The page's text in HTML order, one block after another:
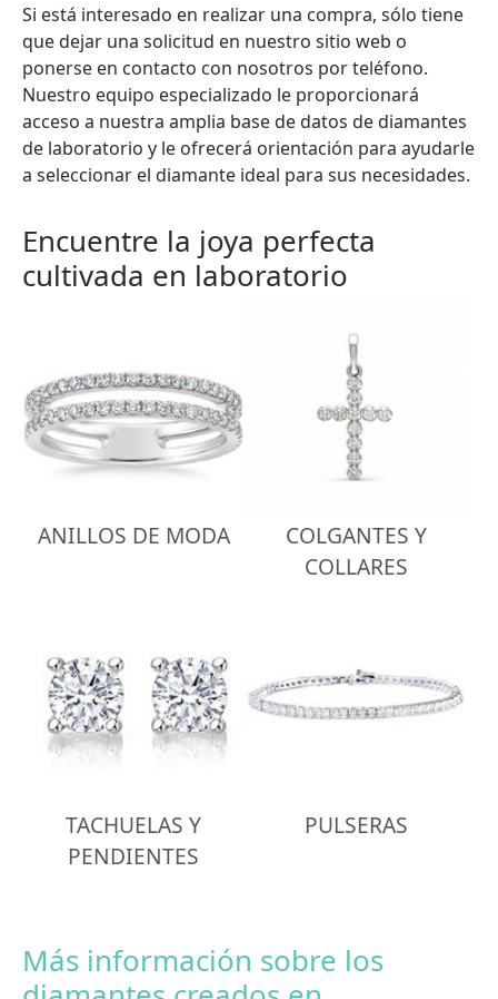
Si está interesado en realizar una compra, sólo tiene
que dejar una solicitud en nuestro sitio web o
ponerse en contacto con nosotros por teléfono.
Nuestro equipo especializado le proporcionará
acceso a nuestra amplia base de datos de diamantes
de laboratorio y le ofrecerá orientación para ayudarle
a seleccionar el diamante ideal para sus necesidades.
ANILLOS DE MODA
COLGANTES Y
COLLARES
TACHUELAS Y
PENDIENTES
PULSERAS
Encuentre la joya perfecta
cultivada en laboratorio
Más información sobre los